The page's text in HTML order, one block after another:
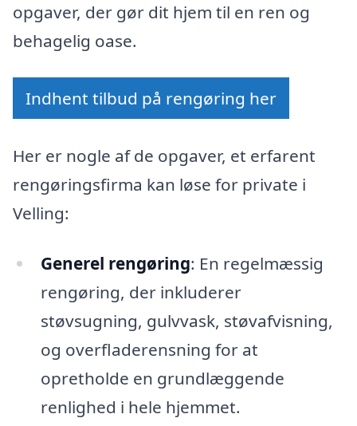
opgaver, der gør dit hjem til en ren og
behagelig oase.
Indhent tilbud på rengøring her
Her er nogle af de opgaver, et erfarent
rengøringsfirma kan løse for private i
Velling:
Generel rengøring: En regelmæssig
rengøring, der inkluderer
støvsugning, gulvvask, støvafvisning,
og overfladerensning for at
opretholde en grundlæggende
renlighed i hele hjemmet.